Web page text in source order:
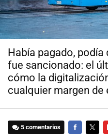
Había pagado,
fue sancionado: el
cómo la
cualquier margen de
5 comentarios